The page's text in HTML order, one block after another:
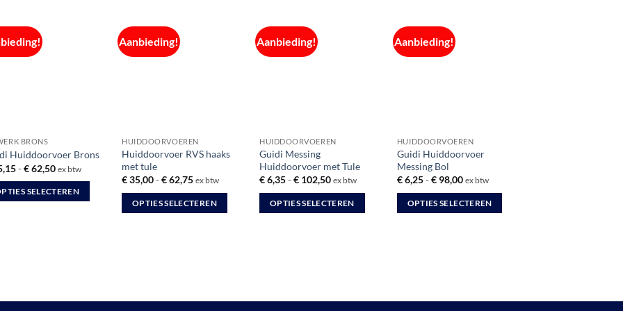
BRONS
Huiddoorvoer Brons
-€62,50Prijsklasse:
tot
€ 62,50
ex btw
SELECTEREN
Aanbieding!
HUIDDOORVOEREN
Huiddoorvoer RVS haaks
met tule
€35,00-€62,75Prijsklasse:
tot
€ 62,75
ex btw
OPTIES SELECTEREN
Deze
Aanbieding!
HUIDDOORVOEREN
Guidi Messing
Huiddoorvoer met Tule
€6,35-€ 102,50Prijsklasse:
tot
€ 102,50
ex btw
OPTIES SELECTEREN
Deze
Aanbieding!
HUIDDOORVOEREN
Guidi Huiddoorvoer
Messing Bol
€6,25-€98,00Prijsklasse:
tot
€ 98,00
ex btw
OPTIES SELECTEREN
Deze